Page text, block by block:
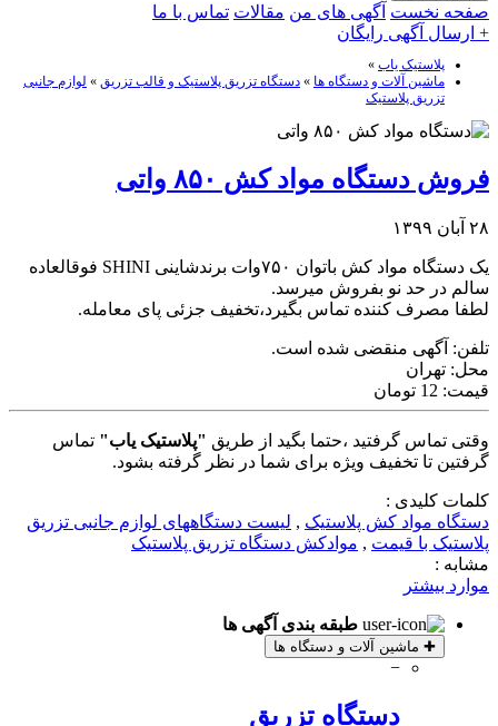
صفحه نخست آگهی های من مقالات تماس با ما
+ ارسال آگهی رایگان
پلاستیک یاب »
ماشین آلات و دستگاه ها » دستگاه تزریق پلاستیک و قالب تزریق » لوازم جانبی
تزریق پلاستیک
فروش دستگاه مواد کش ۸۵۰ واتی
۲۸ آبان ۱۳۹۹
یک دستگاه مواد کش باتوان ۷۵۰وات برندشاینی SHINI فوقالعاده
سالم در حد نو بفروش میرسد.
لطفا مصرف کننده تماس بگیرد،تخفیف جزئی پای معامله.
تلفن: آگهی منقضی شده است.
محل: تهران
قیمت: 12 تومان
وقتی تماس گرفتید ،حتما بگید از طریق "پلاستیک یاب" تماس
گرفتین تا تخفیف ویژه برای شما در نظر گرفته بشود.
کلمات کلیدی :
دستگاه مواد کش پلاستیک , لیست دستگاههای لوازم جانبی تزریق
پلاستیک با قیمت , موادکش دستگاه تزریق پلاستیک
مشابه :
موارد بیشتر
طبقه بندی آگهی ها
✚ ماشین آلات و دستگاه ها
−
دستگاه تزریق